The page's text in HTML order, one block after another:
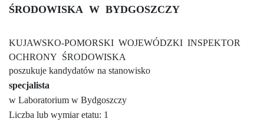
ŚRODOWISKA W BYDGOSZCZY
KUJAWSKO-POMORSKI WOJEWÓDZKI INSPEKTOR
OCHRONY ŚRODOWISKA
poszukuje kandydatów na stanowisko
specjalista
w Laboratorium w Bydgoszczy
Liczba lub wymiar etatu: 1